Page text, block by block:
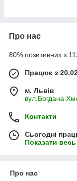
Про нас
80% позитивних з
Працює з
м. Львів
вул.Богдана
Контакти
Сьогодні
Показати
Про нас